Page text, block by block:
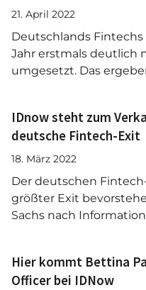
21. April 2022
Deutschlands
Jahr erstmals deutlich
umgesetzt. Das
IDnow steht zum
deutsche Fintech-Exit
18. März 2022
Der deutschen
größter Exit
Sachs nach
Hier kommt Bettina
Officer bei IDNow